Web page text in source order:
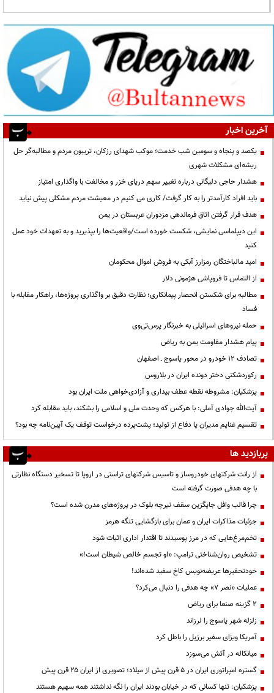
آخرین اخبار
یکصد و پنجاه و سومین شب خدمت؛ موکب شهدای رزکان، تریبون مردم و مطالبه‌گر حل
ریشه‌ای مشکلات شهری
هشدار حاجی دلیگانی درباره تغییر سهم دریای خزر و مخالفت با واگذاری امتیاز
باید افراد کارآمدتر را به کار گرفت/ کاری می کنیم در معیشت مردم مشکلی پیش نیاید
هدف قرار گرفتن اتاق‌ فرماندهی مزدوران عربستان در یمن
این دیپلماسی نمایشی، شکست خورده است/واقعیت‌ها را بپذیرید و به تعهدات خود عمل
کنید
امید مالباختگان رمزارز آبکی به فروش اموال محکومان
از التماس تا فروپاشی هژمونی دلار
مطالبه برای شکستن انحصار پیمانکاری؛ نظارت دقیق بر واگذاری پروژه‌ها، راهکار مقابله با
فساد
حمله نیروهای اسرائیلی به خبرنگار پرس‌تی‌وی
پیام هشدار مقاومت یمن به ریاض
تصادف ۱۲ خودرو در محور یاسوج ـ اصفهان
رکوردشکنی دختر دونده ایران در بلاروس
پزشکیان: مشروطه نقطه عطف بیداری و آزادی‌خواهی ملت ایران بود
آیت‌الله جوادی آملی: با هرکس که وحدت ملی و اسلامی را بشکند، باید مقابله کرد
تقسیم غنایم مدیران یا دفاع از تولید؛ پشت‌پرده درخواست توقف یک آیین‌نامه چه بود؟
پربازدید ها
از رانت‌ شرکتهای خودروساز و تاسیس شرکتهای تراستی در اروپا تا تسخیر دستگاه نظارتی
با چه هدفی صورت گرفته است
چرا قالب وافل جایگزین سقف تیرچه بلوک در پروژه‌های مدرن شده است؟
جزئیات مذاکرات ایران و عمان برای بازگشایی تنگه هرمز
تخم‌مرغ‌هایی که در مرز پوسیدند تا اقتدار اداری اثبات شود
تشخیص روان‌شناختی ترامپ: «او تجسم خالص شیطان است!»
خودتحقیرها عریضه‌نویس کاخ سفید شده‌اند!
عملیات «نصر ۷» چه هدفی را دنبال می‌کرد؟
۲ گزینه صنعا برای ریاض
زلزله شهر یاسوج را لرزاند
آمریکا ویزای سفیر برزیل را باطل کرد
میانکاله در آتش می‌سوزد
گستره امپراتوری ایران در ۵ قرن پیش از میلاد؛ تصویری از ایران ۲۵ قرن پیش
پزشکیان: تنها کسانی که در خیابان بودند ایران را نگه نداشتند همه سهیم هستند